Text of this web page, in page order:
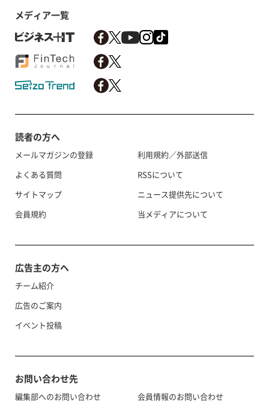
メディア一覧
読者の方へ
メールマガジンの登録
よくある質問
サイトマップ
会員規約
利用規約／外部送信
RSSについて
ニュース提供先について
当メディアについて
広告主の方へ
チーム紹介
広告のご案内
イベント投稿
お問い合わせ先
編集部へのお問い合わせ 会員情報のお問い合わせ